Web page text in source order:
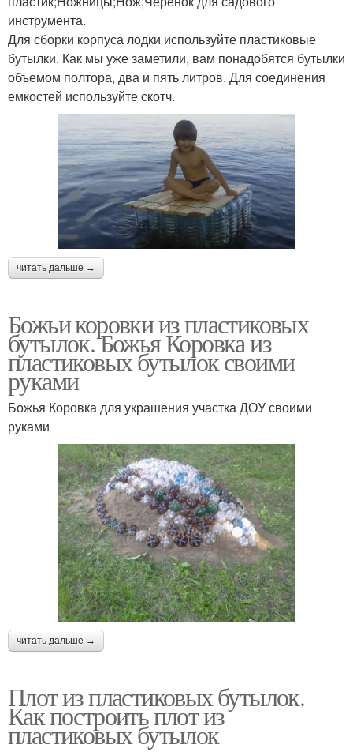
инструмента.
Для сборки корпуса лодки используйте пластиковые
бутылки. Как мы уже заметили, вам понадобятся бутылки
объемом полтора, два и пять литров. Для соединения
емкостей используйте скотч.
читать дальше →
Божьи коровки из пластиковых
бутылок. Божья Коровка из
пластиковых бутылок своими
руками
Божья Коровка для украшения участка ДОУ своими
руками
читать дальше →
Плот из пластиковых бутылок.
Как построить плот из
пластиковых бутылок